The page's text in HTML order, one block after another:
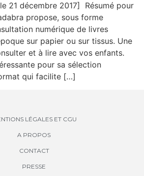
21 décembre 2017] Résumé pour
propose, sous forme
numérique de livres
sur papier ou sur tissus. Une
et à lire avec vos enfants.
pour sa sélection
qui facilite […]
LÉGALES ET CGU
A PROPOS
CONTACT
PRESSE